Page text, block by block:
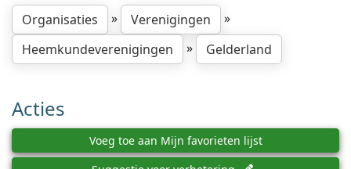
Organisaties
» Verenigingen
»
Heemkundeverenigingen
» Gelderland
Acties
Voeg toe aan Mijn favorieten lijst